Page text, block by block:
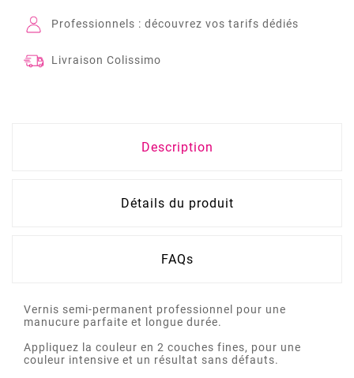
Professionnels : découvrez vos tarifs dédiés
Livraison Colissimo
Description
Détails du produit
FAQs
Vernis semi-permanent professionnel pour une
manucure parfaite et longue durée.
Appliquez la couleur en 2 couches fines, pour une
couleur intensive et un résultat sans défauts.